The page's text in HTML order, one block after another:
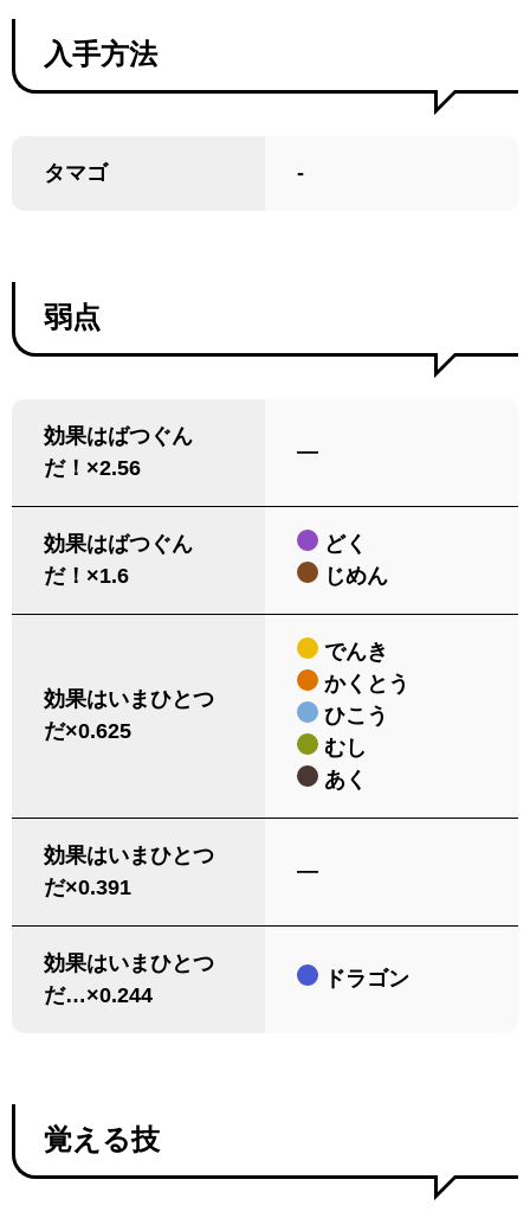
入手方法
タマゴ -
弱点
効果はばつぐん
だ！×2.56
―
効果はばつぐん
だ！×1.6
どく
じめん
効果はいまひとつ
だ×0.625
でんき
かくとう
ひこう
むし
あく
効果はいまひとつ
だ×0.391
―
効果はいまひとつ
だ…×0.244
ドラゴン
覚える技